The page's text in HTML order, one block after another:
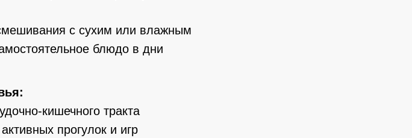
с сухим или влажным
блюдо в дни
кишечного тракта
прогулок и игр